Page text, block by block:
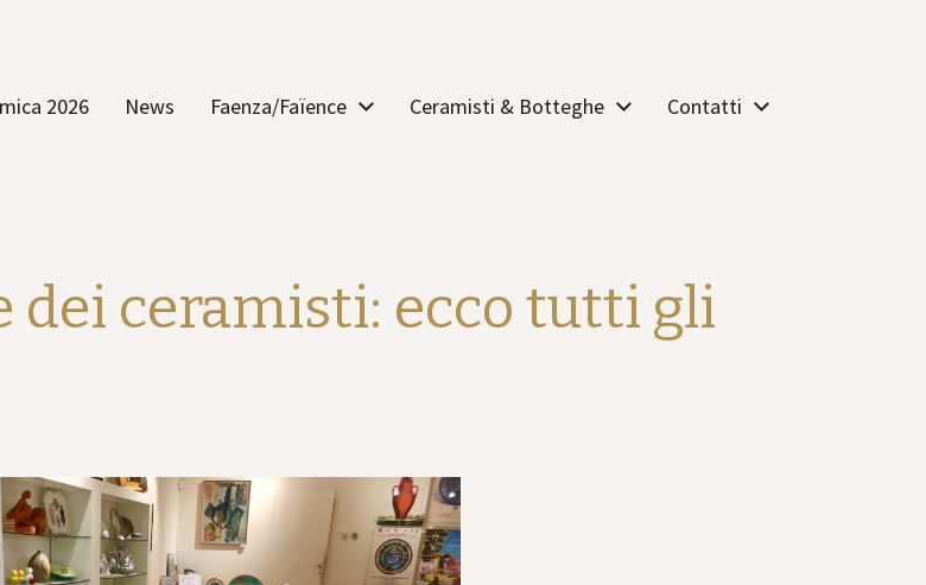
2026 News Faenza/Faïence Ceramisti & Botteghe Contatti
dei ceramisti: ecco tutti gli